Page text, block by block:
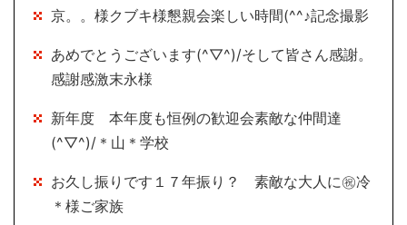
京。。様クブキ様懇親会楽しい時間(^^♪記念撮影
あめでとうございます(^▽^)/そして皆さん感謝。
感謝感激末永様
新年度 本年度も恒例の歓迎会素敵な仲間達
(^▽^)/＊山＊学校
お久し振りです１７年振り？ 素敵な大人に㊗冷
＊様ご家族